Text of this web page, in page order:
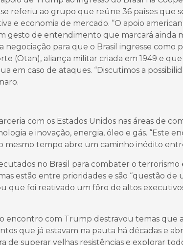
se referiu ao grupo que reúne 36 países que
e economia de mercado. “O apoio
gesto de entendimento que marcará ainda
negociação para que o Brasil ingresse como
(Otan), aliança militar criada em 1949 e
em caso de ataques. “Discutimos a
com os Estados Unidos nas áreas de
e inovação, energia, óleo e gás. “Este
mesmo tempo abre um caminho inédito
no Brasil para combater o terrorismo
estão entre prioridades e são “questão de
que foi reativado um fôro de altos
encontro com Trump destravou temas que
que já estavam na pauta há décadas e
de superar velhas resistências e explorar